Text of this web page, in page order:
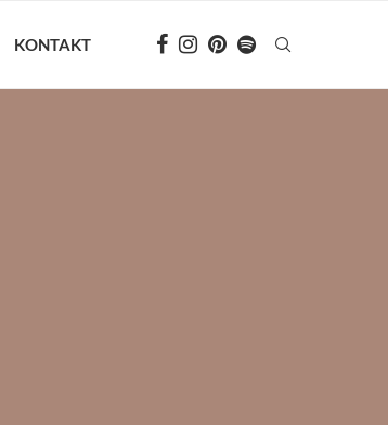
KONTAKT